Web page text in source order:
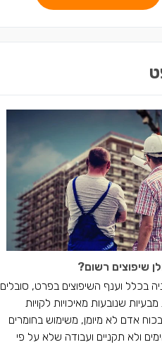
שיפוצים רשום?
בכלל וענף השיפוצים בפרט, סובלים
שנובעות מאיכויות לקויות
אדם לא מיומן, משימוש בחומרים
ולא תקניים ועבודה שלא על פי